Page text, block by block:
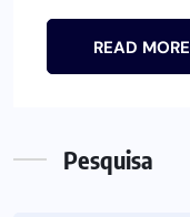
READ MORE
Pesquisa